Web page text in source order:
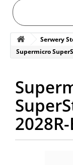
Serwery
Supermicro